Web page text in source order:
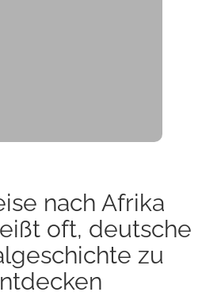
nach Afrika
oft, deutsche
zu